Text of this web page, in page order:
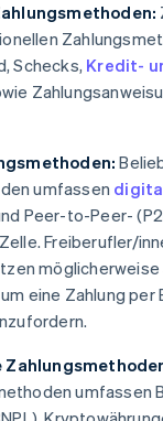
Schecks, Kredit-
umfassen
Peer-to-Peer-
Freiberufler/
möglicherweise
um eine Zahlung per
umfassen